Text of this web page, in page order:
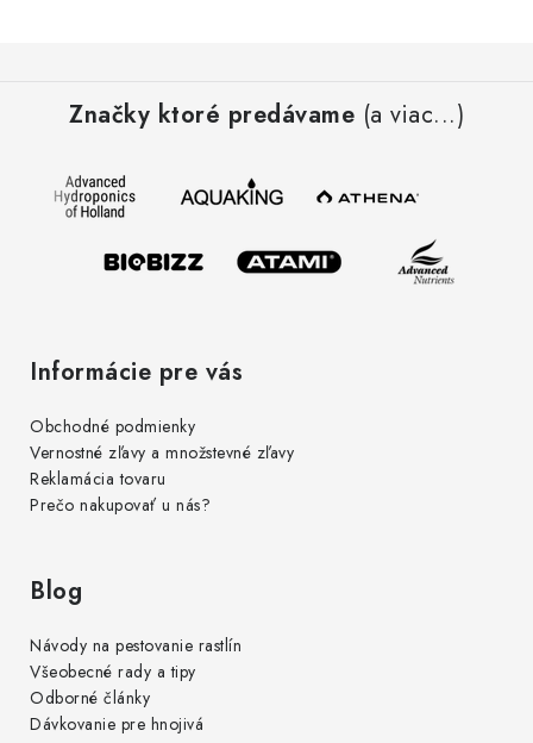
Značky ktoré predávame (a viac...)
Informácie pre vás
Obchodné podmienky
Vernostné zľavy a množstevné zľavy
Reklamácia tovaru
Prečo nakupovať u nás?
Blog
Návody na pestovanie rastlín
Všeobecné rady a tipy
Odborné články
Dávkovanie pre hnojivá